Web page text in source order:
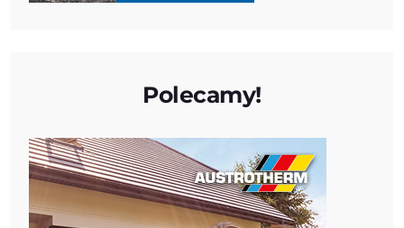
Polecamy!